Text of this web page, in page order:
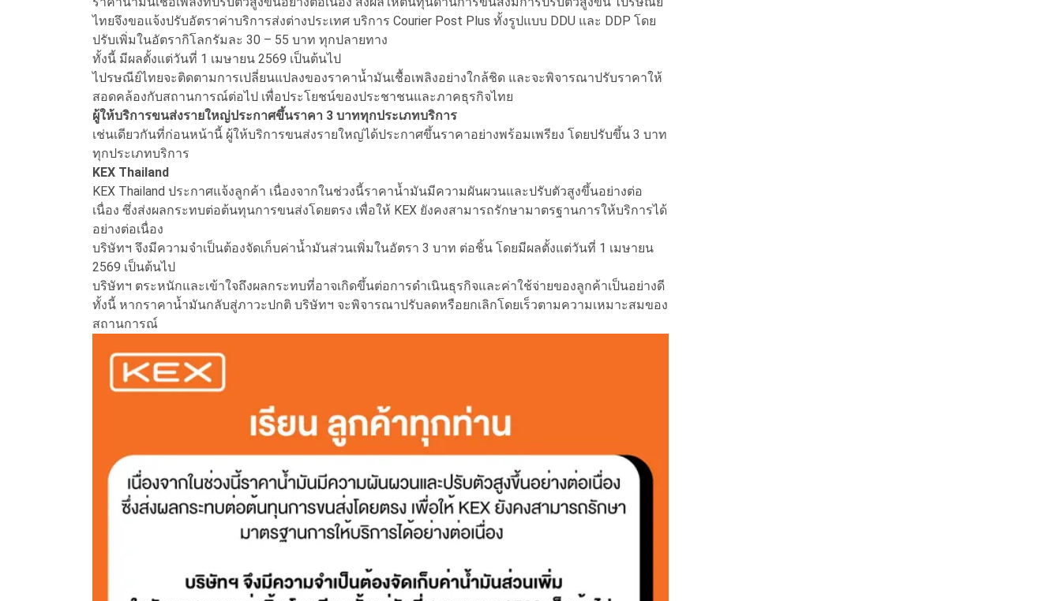
ไทยจึงขอแจ้งปรับอัตราค่าบริการส่งต่างประเทศ บริการ Courier Post Plus ทั้งรูปแบบ DDU และ DDP โดย
ปรับเพิ่มในอัตรากิโลกรัมละ 30 – 55 บาท ทุกปลายทาง
ทั้งนี้ มีผลตั้งแต่วันที่ 1 เมษายน 2569 เป็นต้นไป
ไปรษณีย์ไทยจะติดตามการเปลี่ยนแปลงของราคาน้ำมันเชื้อเพลิงอย่างใกล้ชิด และจะพิจารณาปรับราคาให้
สอดคล้องกับสถานการณ์ต่อไป เพื่อประโยชน์ของประชาชนและภาคธุรกิจไทย
ผู้ให้บริการขนส่งรายใหญ่ประกาศขึ้นราคา 3 บาททุกประเภทบริการ
เช่นเดียวกันที่ก่อนหน้านี้ ผู้ให้บริการขนส่งรายใหญ่ได้ประกาศขึ้นราคาอย่างพร้อมเพรียง โดยปรับขึ้น 3 บาท
ทุกประเภทบริการ
KEX Thailand
KEX Thailand ประกาศแจ้งลูกค้า เนื่องจากในช่วงนี้ราคาน้ำมันมีความผันผวนและปรับตัวสูงขึ้นอย่างต่อ
เนื่อง ซึ่งส่งผลกระทบต่อต้นทุนการขนส่งโดยตรง เพื่อให้ KEX ยังคงสามารถรักษามาตรฐานการให้บริการได้
อย่างต่อเนื่อง
บริษัทฯ จึงมีความจำเป็นต้องจัดเก็บค่าน้ำมันส่วนเพิ่มในอัตรา 3 บาท ต่อชิ้น โดยมีผลตั้งแต่วันที่ 1 เมษายน
2569 เป็นต้นไป
บริษัทฯ ตระหนักและเข้าใจถึงผลกระทบที่อาจเกิดขึ้นต่อการดำเนินธุรกิจและค่าใช้จ่ายของลูกค้าเป็นอย่างดี
ทั้งนี้ หากราคาน้ำมันกลับสู่ภาวะปกติ บริษัทฯ จะพิจารณาปรับลดหรือยกเลิกโดยเร็วตามความเหมาะสมของ
สถานการณ์